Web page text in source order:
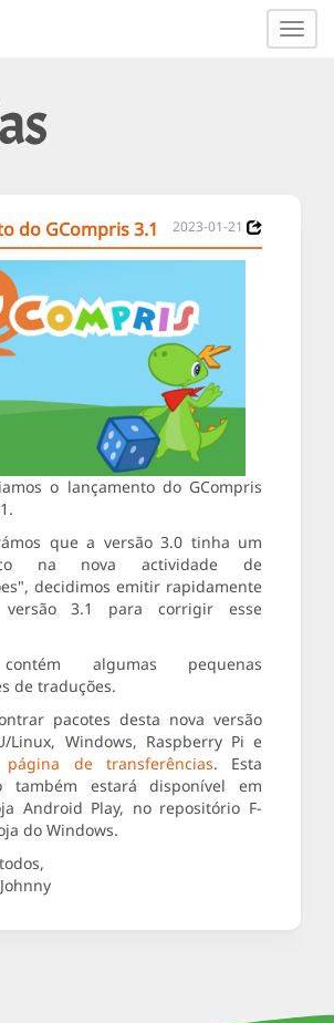
do GCompris 3.1 2023-01-21
o lançamento do GCompris
que a versão 3.0 tinha um
na nova actividade de
decidimos emitir rapidamente
3.1 para corrigir esse
algumas pequenas
de traduções.
pacotes desta nova versão
Linux, Windows, Raspberry Pi e
página de transferências. Esta
também estará disponível em
Android Play, no repositório F-
do Windows.